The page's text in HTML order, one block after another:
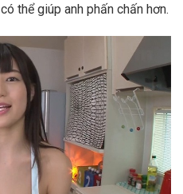
thể giúp anh phấn chấn hơn.